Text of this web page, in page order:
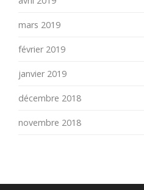
mars 2019
février 2019
janvier 2019
décembre 2018
novembre 2018